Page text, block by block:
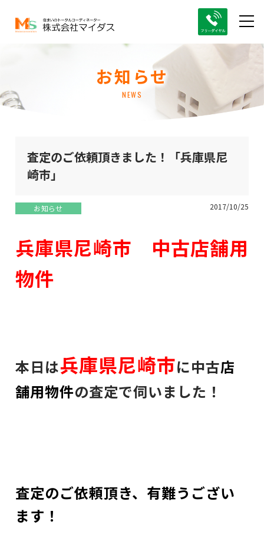
お知らせ
NEWS
査定のご依頼頂きました！「兵庫県尼
崎市」
お知らせ 2017/10/25
兵庫県尼崎市 中古店舗用
物件
本日は兵庫県尼崎市に中古店
舗用物件の査定で伺いました！
査定のご依頼頂き、有難うござい
ます！